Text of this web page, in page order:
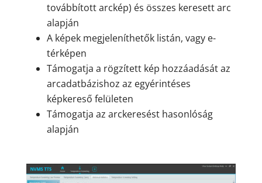
továbbított arckép) és összes keresett arc
alapján
A képek megjeleníthetők listán, vagy e-
térképen
Támogatja a rögzített kép hozzáadását az
arcadatbázishoz az egyérintéses
képkereső felületen
Támogatja az arckeresést hasonlóság
alapján